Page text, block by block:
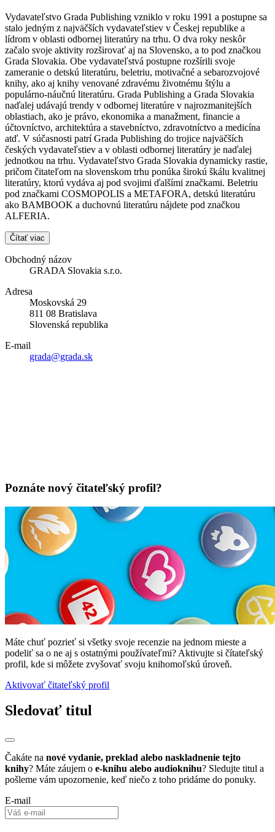
Vydavateľstvo Grada Publishing vzniklo v roku 1991 a postupne sa
stalo jedným z najväčších vydavateľstiev v Českej republike a
lídrom v oblasti odbornej literatúry na trhu. O dva roky neskôr
začalo svoje aktivity rozširovať aj na Slovensko, a to pod značkou
Grada Slovakia. Obe vydavateľstvá postupne rozšírili svoje
zameranie o detskú literatúru, beletriu, motivačné a sebarozvojové
knihy, ako aj knihy venované zdravému životnému štýlu a
populárno-náučnú literatúru. Grada Publishing a Grada Slovakia
naďalej udávajú trendy v odbornej literatúre v najrozmanitejších
oblastiach, ako je právo, ekonomika a manažment, financie a
účtovníctvo, architektúra a stavebníctvo, zdravotníctvo a medicína
atď. V súčasnosti patrí Grada Publishing do trojice najväčších
českých vydavateľstiev a v oblasti odbornej literatúry je naďalej
jednotkou na trhu. Vydavateľstvo Grada Slovakia dynamicky rastie,
pričom čitateľom na slovenskom trhu ponúka širokú škálu kvalitnej
literatúry, ktorú vydáva aj pod svojimi ďalšími značkami. Beletriu
pod značkami COSMOPOLIS a METAFORA, detskú literatúru
ako BAMBOOK a duchovnú literatúru nájdete pod značkou
ALFERIA.
Čítať viac
Obchodný názov
GRADA Slovakia s.r.o.
Adresa
Moskovská 29
811 08 Bratislava
Slovenská republika
E-mail
grada@grada.sk
Poznáte nový čitateľský profil?
Máte chuť pozrieť si všetky svoje recenzie na jednom mieste a
podeliť sa o ne aj s ostatnými používateľmi? Aktivujte si čítateľský
profil, kde si môžete zvyšovať svoju knihomoľskú úroveň.
Aktivovať čitateľský profil
Sledovať titul
Čakáte na nové vydanie, preklad alebo naskladnenie tejto
knihy? Máte záujem o e-knihu alebo audioknihu? Sledujte titul a
pošleme vám upozornenie, keď niečo z toho pridáme do ponuky.
E-mail